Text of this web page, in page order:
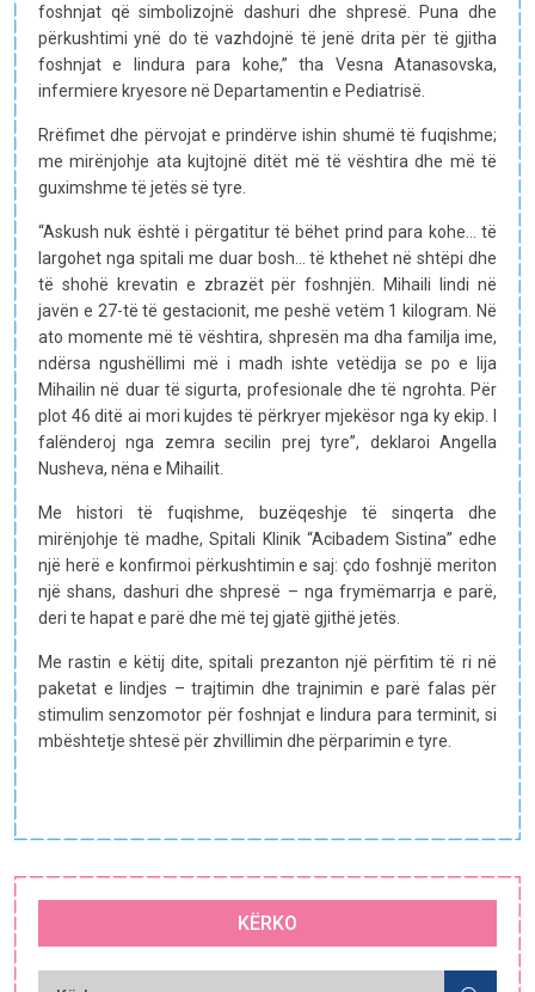
KËRKO
foshnjat që simbolizojnë dashuri dhe shpresë. Puna dhe
përkushtimi ynë do të vazhdojnë të jenë drita për të gjitha
foshnjat e lindura para kohe,” tha Vesna Atanasovska,
infermiere kryesore në Departamentin e Pediatrisë.
Rrëfimet dhe përvojat e prindërve ishin shumë të fuqishme;
me mirënjohje ata kujtojnë ditët më të vështira dhe më të
guximshme të jetës së tyre.
“Askush nuk është i përgatitur të bëhet prind para kohe… të
largohet nga spitali me duar bosh… të kthehet në shtëpi dhe
të shohë krevatin e zbrazët për foshnjën. Mihaili lindi në
javën e 27-të të gestacionit, me peshë vetëm 1 kilogram. Në
ato momente më të vështira, shpresën ma dha familja ime,
ndërsa ngushëllimi më i madh ishte vetëdija se po e lija
Mihailin në duar të sigurta, profesionale dhe të ngrohta. Për
plot 46 ditë ai mori kujdes të përkryer mjekësor nga ky ekip. I
falënderoj nga zemra secilin prej tyre”, deklaroi Angella
Nusheva, nëna e Mihailit.
Me histori të fuqishme, buzëqeshje të sinqerta dhe
mirënjohje të madhe, Spitali Klinik “Acibadem Sistina” edhe
një herë e konfirmoi përkushtimin e saj: çdo foshnjë meriton
një shans, dashuri dhe shpresë – nga frymëmarrja e parë,
deri te hapat e parë dhe më tej gjatë gjithë jetës.
Me rastin e këtij dite, spitali prezanton një përfitim të ri në
paketat e lindjes – trajtimin dhe trajnimin e parë falas për
stimulim senzomotor për foshnjat e lindura para terminit, si
mbështetje shtesë për zhvillimin dhe përparimin e tyre.